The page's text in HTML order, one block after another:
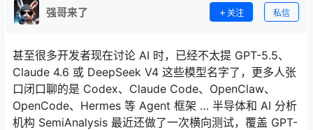
强哥来了 关注 私信
甚至很多开发者现在讨论 AI 时，已经不太提 GPT-5.5、
Claude 4.6 或 DeepSeek V4 这些模型名字了，更多人张
口闭口聊的是 Codex、Claude Code、OpenClaw、
OpenCode、Hermes 等 Agent 框架 … 半导体和 AI 分析
机构 SemiAnalysis 最近还做了一次横向测试，覆盖 GPT-